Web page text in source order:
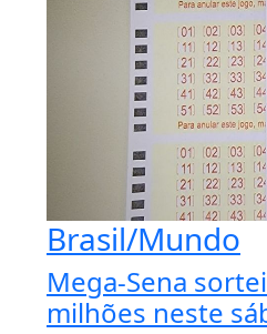
Brasil/Mundo
Mega-Sena
milhões neste